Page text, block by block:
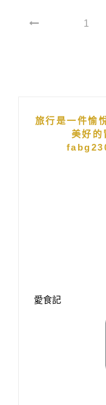
1
旅行是一件愉
美好的
愛食記